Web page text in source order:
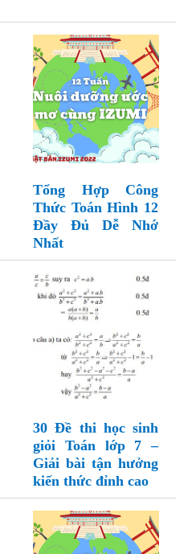
Tổng Hợp Công
Thức Toán Hình 12
Đầy Đủ Dễ Nhớ
Nhất
30 Đề thi học sinh
giỏi Toán lớp 7 –
Giải bài tận hưởng
kiến thức đỉnh cao